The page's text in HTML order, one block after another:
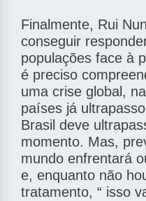
Finalmente, Rui
conseguir
populações face à
é preciso
uma crise global,
países já
Brasil deve
momento. Mas,
mundo enfrentará
e, enquanto não
tratamento, “ isso